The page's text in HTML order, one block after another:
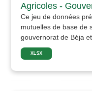
Agricoles -
Ce jeu de données
mutuelles de base de
gouvernorat de Béja
XLSX